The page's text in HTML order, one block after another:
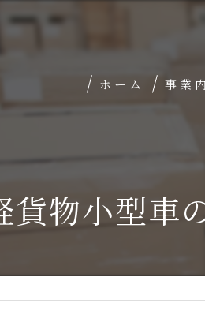
ホーム 事業
貨物小型車